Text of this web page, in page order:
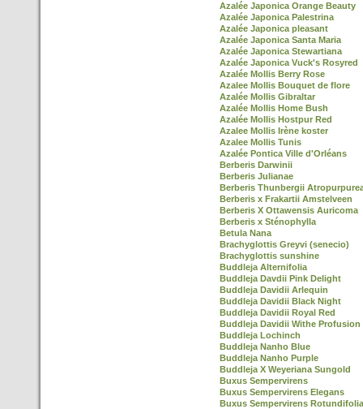
Azalée Japonica Orange Beauty
Azalée Japonica Palestrina
Azalée Japonica pleasant
Azalée Japonica Santa Maria
Azalée Japonica Stewartiana
Azalée Japonica Vuck's Rosyred
Azalée Mollis Berry Rose
Azalee Mollis Bouquet de flore
Azalée Mollis Gibraltar
Azalée Mollis Home Bush
Azalée Mollis Hostpur Red
Azalee Mollis Irène koster
Azalee Mollis Tunis
Azalée Pontica Ville d'Orléans
Berberis Darwinii
Berberis Julianae
Berberis Thunbergii
Berberis x Frakartii Amstelveen
Berberis X Ottawensis Auricoma
Berberis x Sténophylla
Betula Nana
Brachyglottis Greyvi (senecio)
Brachyglottis sunshine
Buddleja Alternifolia
Buddleja Davdii Pink Delight
Buddleja Davidii Arlequin
Buddleja Davidii Black Night
Buddleja Davidii Royal Red
Buddleja Davidii Withe Profusion
Buddleja Lochinch
Buddleja Nanho Blue
Buddleja Nanho Purple
Buddleja X Weyeriana Sungold
Buxus Sempervirens
Buxus Sempervirens Elegans
Buxus Sempervirens Rotundifolia